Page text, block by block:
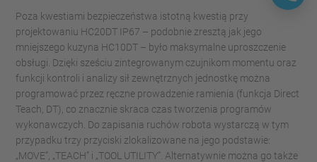
Poza kwestiami bezpieczeństwa istotną kwestią przy
projektowaniu HC20DT IP67 – podobnie zresztą jak jego
mniejszego kuzyna HC10DT – było maksymalne uproszczenie
obsługi. Dzięki sześciu zintegrowanym czujnikom momentu oraz
funkcji kontroli i analizy sił zewnętrznych jednostkę można
programować przez ręczne prowadzenie ramienia (funkcja Direct
Teach, DT), co znacznie skraca czas tworzenia programów
wykonawczych. Do zapisania ruchów robota wystarczą w tym
przypadku trzy przyciski zlokalizowane na jego podstawie:
„MOVE”, „TEACH” i „TOOL UTILITY”. Alternatywnie można go także